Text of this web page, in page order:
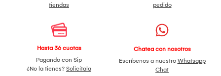
tiendas
pedido
Hasta 36 cuotas
Pagando con Sip
¿No la tienes? Solicítala
Chatea con nosotros
Escríbenos a nuestro Whatsapp
Chat